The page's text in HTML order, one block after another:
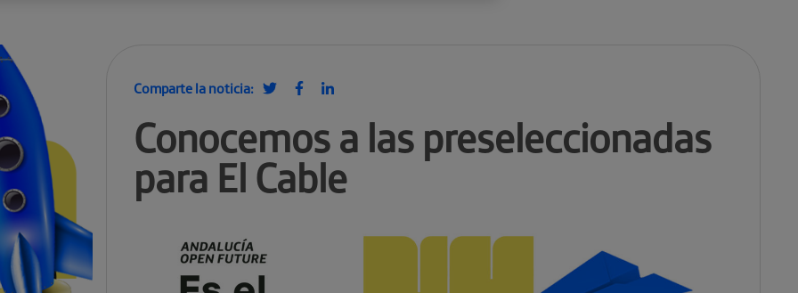
Comparte la noticia:
Conocemos a las preseleccionadas
para El Cable